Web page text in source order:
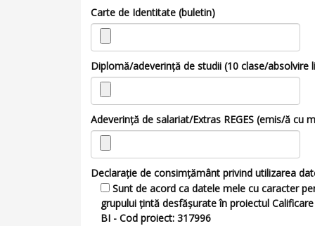
Carte de Identitate (buletin)
Diplomă/adeverință de studii (10 clase/
Adeverință de salariat/Extras REGES (emis/ă cu
Declarație de consimțământ privind utilizarea
Sunt de acord ca datele mele cu caracter
grupului țintă desfășurate în proiectul
BI - Cod proiect: 317996